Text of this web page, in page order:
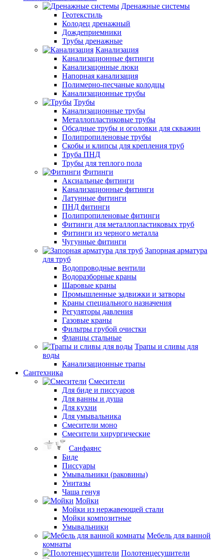
Дренажные системы
Геотекстиль
Колодец дренажный
Дождеприемники
Трубы дренажные
Канализация
Канализационные фитинги
Канализацонные люки
Напорная канализация
Полимерно-песчаные колодцы
Канализационные трубы
Трубы
Канализационные трубы
Металлопластиковые трубы
Обсадные трубы и оголовки для скважин
Полипропиленовые трубы
Скобы и клипсы для крепления труб
Труба ПНД
Трубы для теплого пола
Фитинги
Аксиальные фитинги
Канализационные фитинги
Латунные фитинги
ПНД фитинги
Полипропиленовые фитинги
Фитинги для металлопластиковых труб
Фитинги из черного металла
Чугунные фитинги
Запорная арматура
для труб
Водопроводные вентили
Водоразборные краны
Шаровые краны
Промышленные задвижки и затворы
Краны специального назначения
Регуляторы давления
Газовые краны
Фильтры грубой очистки
Фланцы стальные
Трапы и сливы для
воды
Канализационные трапы
Сантехника
Смесители
Для биде и писсуаров
Для ванны и душа
Для кухни
Для умывальника
Смесители моно
Смесители хирургические
Санфаянс
Биде
Писсуары
Умывальники (раковины)
Унитазы
Чаша генуя
Мойки
Мойки из нержавеющей стали
Мойки композитные
Умывальники
Мебель для ванной
комнаты
Полотенцесушители